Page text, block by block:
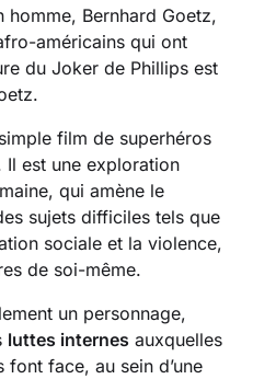
Bernhard Goetz,
américains qui ont
du Joker de Phillips est
film de superhéros
Il est une exploration
qui amène le
sujets difficiles tels que
sociale et la violence,
de soi-même.
un personnage,
luttes internes auxquelles
face, au sein d’une